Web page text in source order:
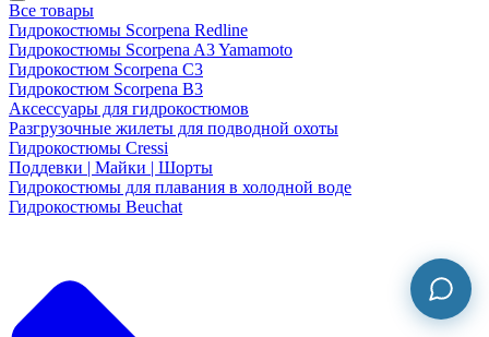
Все товары
Гидрокостюмы Scorpena Redline
Гидрокостюмы Scorpena A3 Yamamoto
Гидрокостюм Scorpena C3
Гидрокостюм Scorpena B3
Аксессуары для гидрокостюмов
Разгрузочные жилеты для подводной охоты
Гидрокостюмы Cressi
Поддевки | Майки | Шорты
Гидрокостюмы для плавания в холодной воде
Гидрокостюмы Beuchat